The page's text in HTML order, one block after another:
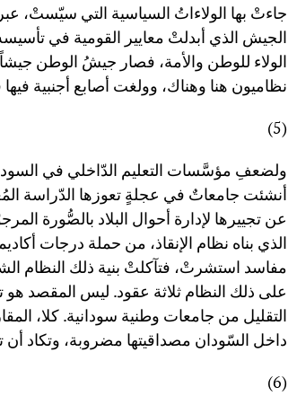
جاءتْ بها الولاءاتُ السياسية التي سيّستْ،
الجيش الذي أبدلتْ معايير القومية في
الولاء للوطن والأمة، فصار جيشُ الوطن
نظاميون هنا وهناك، وولغت أصابع أجنبية فيها
(5)
ولضعفِ مؤسَّسات التعليم الدّاخلي في
أنشئت جامعاتٌ في عجلةٍ تعوزها الدّراسة
عن تجييرها لإدارة أحوال البلاد بالصُّورة
الذي بناه نظام الإنقاذ، من حملة درجات
مفاسد استشرتْ، فتآكلتْ بنية ذلك النظام
على ذلك النظام ثلاثة عقود. ليس المقصد هو
التقليل من جامعات وطنية سودانية. كلا،
داخل السّودان مصداقيتها مضروبة، وتكاد أن
(6)